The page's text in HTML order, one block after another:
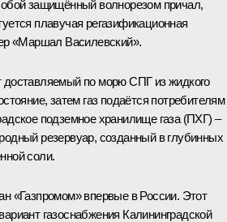
защищённый волнорезом причал,
плавучая регазификационная
«Маршал Василевский».
доставляемый по морю СПГ из жидкого
затем газ подаётся потребителям
подземное хранилище газа (ПХГ) –
резервуар, созданный в глубинных
соли.
«Газпромом» впервые в России. Этот
газоснабжения Калининградской